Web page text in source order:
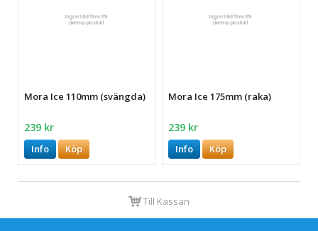
Mora Ice 110mm (svängda)
239 kr
Info Köp
Mora Ice 175mm (raka)
239 kr
Info Köp
Till Kassan